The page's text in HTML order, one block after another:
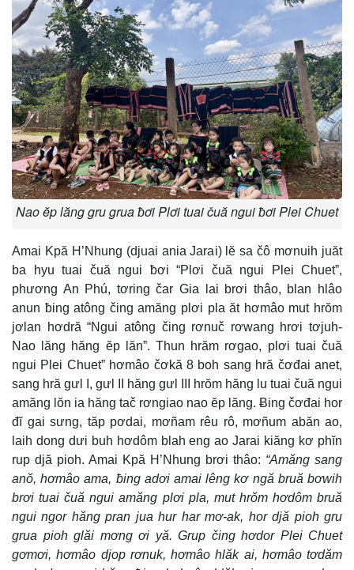
Nao ĕp lăng gru grua ƀơi Plơi tuai čuă ngui ƀơi Plei Chuet
Amai Kpă H’Nhung (djuai ania Jarai) lĕ sa čô mơnuih juăt
ba hyu tuai čuă ngui ƀơi “Plơi čuă ngui Plei Chuet”,
phương An Phú, tơring čar Gia lai brơi thâo, blan hlâo
anun ƀing atông čing amăng plơi pla ăt hơmâo mut hrŏm
jơlan hơdră “Ngui atông čing rơnuč rơwang hrơi tơjuh-
Nao lăng hăng ĕp lăn”. Thun hrăm rơgao, plơi tuai čuă
ngui Plei Chuet” hơmâo čơkă 8 boh sang hră čơđai anet,
sang hră gưl I, gưl II hăng gưl III hrŏm hăng lu tuai čuă ngui
amăng lŏn ia hăng tač rơngiao nao ĕp lăng. Ƀing čơđai hor
đĭ gai sưng, tăp pơdai, mơñam rêu rô, mơñum abăn ao,
laih dong dưi buh hơdôm blah eng ao Jarai kiăng kơ phĭn
rup djă pioh. Amai Kpă H’Nhung brơi thâo: “Amăng sang
anŏ, hơmâo ama, ƀing adơi amai lêng kơ ngă bruă bơwih
brơi tuai čuă ngui amăng plơi pla, mut hrŏm hơdôm bruă
ngui ngor hăng pran jua hur har mơ-ak, hor djă pioh gru
grua pioh glăi mơng ơi yă. Grup čing hơdor Plei Chuet
gơmơi, hơmâo djop rơnuk, hơmâo hlăk ai, hơmâo tơdăm